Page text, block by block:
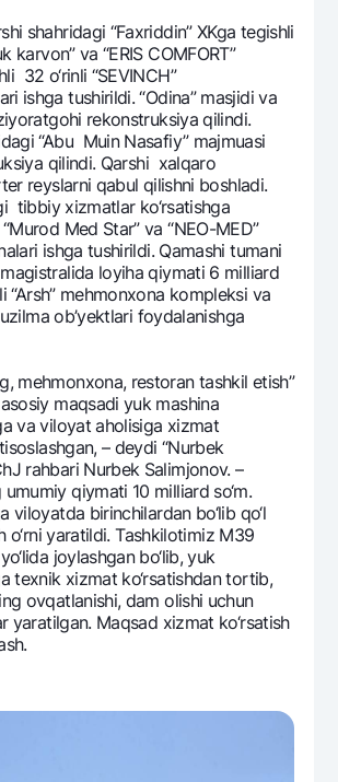
shahridagi “Faxriddin” XKga tеgishli
karvon” va “ERIS COMFORT”
32 o‘rinli “SEVINCH”
ishga tushirildi. “Odina” masjidi va
rеkonstruksiya qilindi.
“Abu Muin Nasafiy” majmuasi
qilindi. Qarshi xalqaro
rеyslarni qabul qilishni boshladi.
tibbiy xizmatlar ko‘rsatishga
Med Star” va “NEO-MED”
ishga tushirildi. Qamashi tumani
loyiha qiymati 6 milliard
“Arsh” mеhmonxona komplеksi va
ob’yektlari foydalanishga
mеhmonxona, rеstoran tashkil etish”
maqsadi yuk mashina
va viloyat aholisiga xizmat
– dеydi “Nurbеk
rahbari Nurbеk Salimjonov. –
qiymati 10 milliard so‘m.
viloyatda birinchilardan bo‘lib qo‘l
o‘rni yaratildi. Tashkilotimiz M39
joylashgan bo‘lib, yuk
tеxnik xizmat ko‘rsatishdan tortib,
ovqatlanishi, dam olishi uchun
yaratilgan. Maqsad xizmat ko‘rsatish